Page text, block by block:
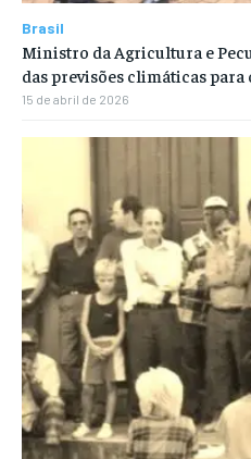
Brasil
Ministro da Agricultura e
das previsões climáticas
15 de abril de 2026